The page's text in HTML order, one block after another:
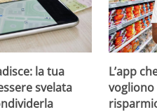
la tua
svelata
L’app
vogliono